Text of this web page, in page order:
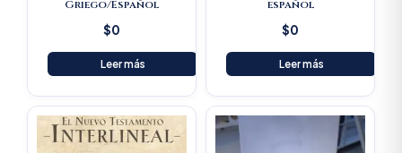
Griego/Español
$0
Leer más
español
$0
Leer más